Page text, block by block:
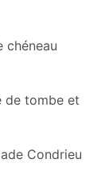
chéneau
de tombe et
Condrieu